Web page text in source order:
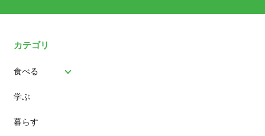
カテゴリ
食べる
パン
スイーツ
学ぶ
暮らす